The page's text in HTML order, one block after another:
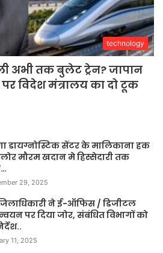
technology
अभी तक बुलेट ट्रेन? जापान
विदेश मंत्रालय का दो टूक
डायग्नोस्टिक सेंटर के मालिकाना हक
मौरम खदान मे हिस्सेदारी तक
29, 2025
ने ई-ऑफिस / डिजीटल
पर दिया जोर, संबंधित विभागों को
11, 2025